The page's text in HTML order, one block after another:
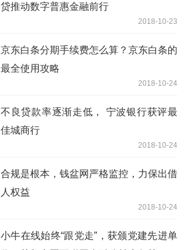
贷推动数字普惠金融前行
2018-10-23
京东白条分期手续费怎么算？京东白条的
最全使用攻略
2018-10-24
不良贷款率逐渐走低， 宁波银行获评最
佳城商行
2018-10-24
合规是根本，钱盆网严格监控，力保出借
人权益
2018-10-24
小牛在线始终“跟党走”，获颁党建先进单